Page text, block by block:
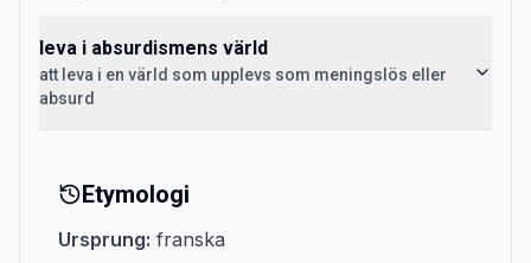
leva i absurdismens värld
att leva i en värld som upplevs som meningslös eller
absurd
Etymologi
Ursprung: franska